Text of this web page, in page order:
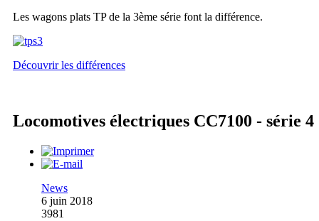
Les wagons plats TP de la 3ème série font la différence.
Découvrir les différences
Locomotives électriques CC7100 - série 4
News
6 juin 2018
3981